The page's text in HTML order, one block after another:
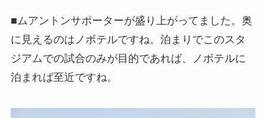
■ムアントンサポーターが盛り上がってました。奥
に見えるのはノボテルですね。泊まりでこのスタ
ジアムでの試合のみが目的であれば、ノボテルに
泊まれば至近ですね。